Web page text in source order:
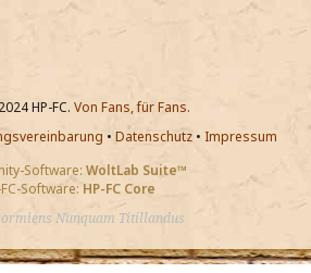
HP-FC. Von Fans, für Fans.
• Datenschutz• Impressum
Software: WoltLab Suite™
FC-Software: HP-FC Core
Nunquam Titillandus